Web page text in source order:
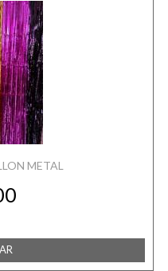
METAL